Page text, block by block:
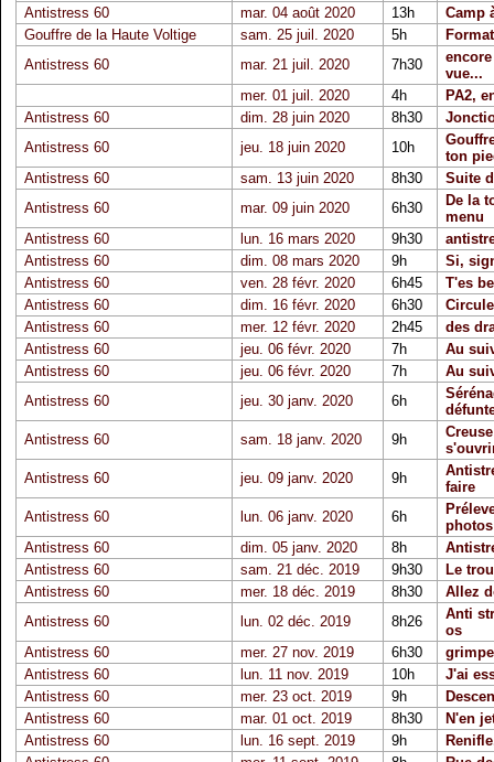
Antistress 60
mar. 04 août 2020 13h
Camp
Gouffre de la Haute Voltige
sam. 25 juil. 2020 5h
Antistress 60
mar. 21 juil. 2020 7h30
vue...
mer. 01 juil. 2020
4h
PA2,
Antistress 60
dim. 28 juin 2020 8h30
Antistress 60
jeu. 18 juin 2020 10h
ton
Antistress 60
sam. 13 juin 2020 8h30
Suite
Antistress 60
mar. 09 juin 2020 6h30
De la
menu
Antistress 60
lun. 16 mars 2020 9h30
Antistress 60
dim. 08 mars 2020 9h
Si,
Antistress 60
ven. 28 févr. 2020 6h45
T'es
Antistress 60
dim. 16 févr. 2020 6h30
Antistress 60
mer. 12 févr. 2020 2h45
des
Antistress 60
jeu. 06 févr. 2020 7h
Au
Antistress 60
jeu. 06 févr. 2020 7h
Au
Antistress 60
jeu. 30 janv. 2020 6h
Antistress 60
sam. 18 janv. 2020 9h
Antistress 60
jeu. 09 janv. 2020 9h
faire
Antistress 60
lun. 06 janv. 2020 6h
Antistress 60
dim. 05 janv. 2020 8h
Antistress 60
sam. 21 déc. 2019 9h30
Le
Antistress 60
mer. 18 déc. 2019 8h30
Allez
Antistress 60
lun. 02 déc. 2019 8h26
Anti
os
Antistress 60
mer. 27 nov. 2019 6h30
Antistress 60
lun. 11 nov. 2019 10h
J'ai
Antistress 60
mer. 23 oct. 2019 9h
Antistress 60
mar. 01 oct. 2019 8h30
N'en
Antistress 60
lun. 16 sept. 2019 9h